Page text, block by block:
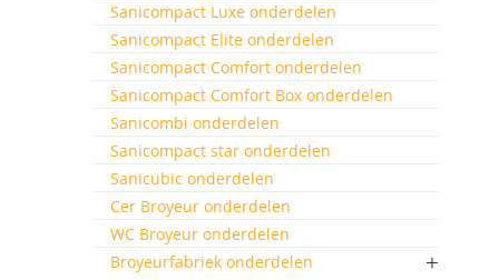
Sanicompact Luxe onderdelen
Sanicompact Elite onderdelen
Sanicompact Comfort onderdelen
Sanicompact Comfort Box onderdelen
Sanicombi onderdelen
Sanicompact star onderdelen
Sanicubic onderdelen
Cer Broyeur onderdelen
WC Broyeur onderdelen
Broyeurfabriek onderdelen